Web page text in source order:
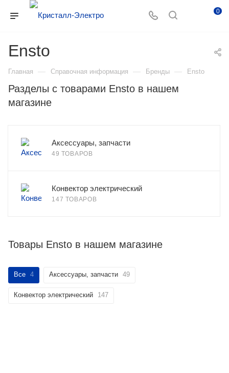
0
Ensto
Главная — Справочная информация — Бренды — Ensto
Разделы с товарами Ensto в нашем
магазине
Аксессуары, запчасти
49 ТОВАРОВ
Конвектор электрический
147 ТОВАРОВ
Товары Ensto в нашем магазине
Все 4 Аксессуары, запчасти 49
Конвектор электрический 147